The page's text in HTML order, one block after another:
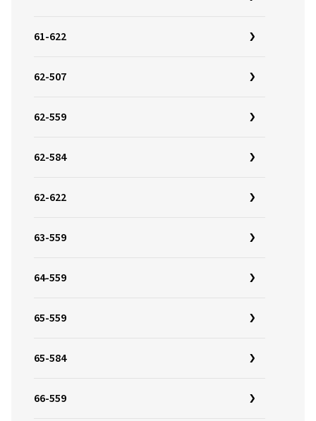
61-622
62-507
62-559
62-584
62-622
63-559
64-559
65-559
65-584
66-559